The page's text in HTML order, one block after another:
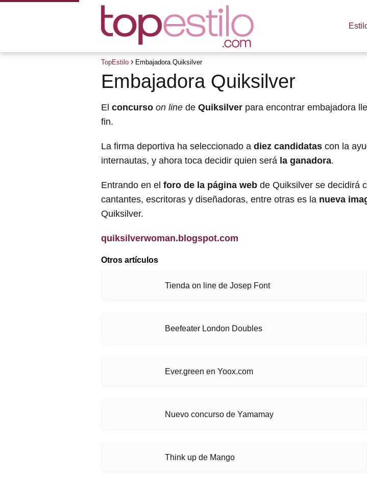
TopEstilo Embajadora Quiksilver
Embajadora Quiksilver
El concurso on line de Quiksilver para encontrar embajadora
fin.
La firma deportiva ha seleccionado a diez candidatas con la
internautas, y ahora toca decidir quien será la ganadora.
Entrando en el foro de la página web de Quiksilver se decidirá
cantantes, escritoras y diseñadoras, entre otras es la nueva
Quiksilver.
quiksilverwoman.blogspot.com
Otros artículos
Tienda on line de Josep Font
Beefeater London Doubles
Ever.green en Yoox.com
Nuevo concurso de Yamamay
Think up de Mango